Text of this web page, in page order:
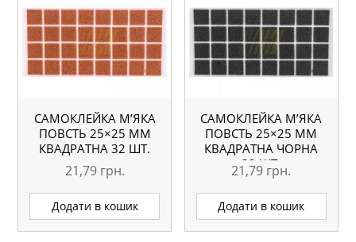
САМОКЛЕЙКА М’ЯКА
ПОВСТЬ 25×25 ММ
КВАДРАТНА 32 ШТ.
21,79 грн.
Додати в кошик
САМОКЛЕЙКА М’ЯКА
ПОВСТЬ 25×25 ММ
КВАДРАТНА ЧОРНА
32 ШТ.
21,79 грн.
Додати в кошик